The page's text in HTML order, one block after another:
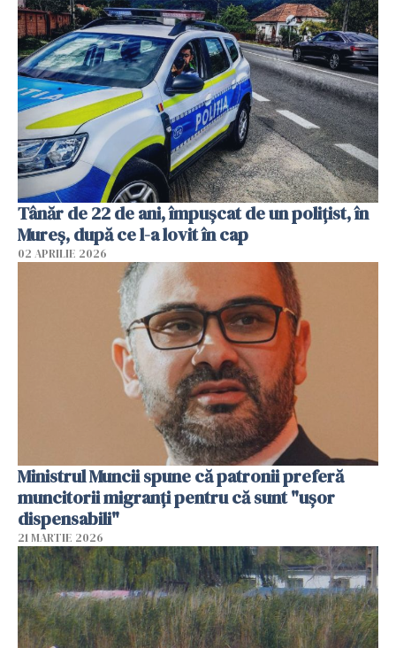
Tânăr de 22 de ani, împușcat de un polițist, în
Mureș, după ce l-a lovit în cap
02 APRILIE 2026
Ministrul Muncii spune că patronii preferă
muncitorii migranți pentru că sunt "uşor
dispensabili"
21 MARTIE 2026